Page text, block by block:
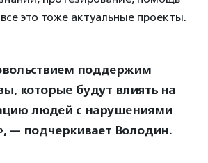
это тоже актуальные проекты.
поддержим
которые будут влиять на
людей с нарушениями
— подчеркивает Володин.